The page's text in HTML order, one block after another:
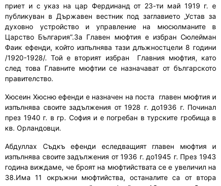
приет и с указ на цар Фердинанд от 23-ти май 1919 г. е
публикуван в Държавен вестник под заглавието „Устав за
духовно устройство и управление на мюсюлманите в
Царство България”.За Главен мюфтия е избранСюлейман
Фаик ефенди, който изпълнява тази длъжностцели 8 години
/1920-1928/. Той е вторият избран Главния мюфтия, като
след това Главните мюфтии се назначават от българското
правителство.
Хюсеин Хюсню ефенди е назначен на поста главен мюфтия и
изпълнява своите задължения от 1928 г. до1936 г. Починал
през 1940 г. в гр. София и е погребан в турските гробища в
кв. Орландовци.
Абдуллах Съдкъ ефенди еследващият главен мюфтия и
изпълнява своите задължения от 1936 г. до1945 г. През 1943
година виждаме, че броят на мюфтийствата сее увеличил на
38.Има 11 окръжни мюфтийства, останалите са от втора